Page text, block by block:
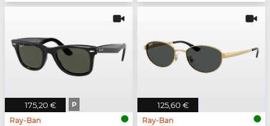
175,20 € P
Ray-Ban
125,60 €
Ray-Ban